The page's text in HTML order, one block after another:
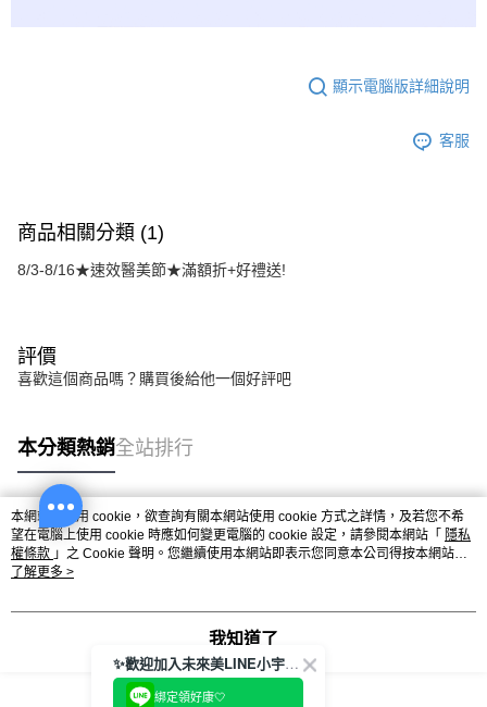
顯示電腦版詳細說明
客服
商品相關分類 (1)
8/3-8/16★速效醫美節★滿額折+好禮送!
評價
喜歡這個商品嗎？購買後給他一個好評吧
本分類熱銷全站排行
熱門標籤
本網站中使用 cookie，欲查詢有關本網站使用 cookie 方式之詳情，及若您不希
望在電腦上使用 cookie 時應如何變更電腦的 cookie 設定，請參閱本網站「 隱私
權條款 」之 Cookie 聲明。您繼續使用本網站即表示您同意本公司得按本網站使
用條款之 Cookie 聲明使用 cookie。
了解更多 >
我知道了
✨歡迎加入未來美LINE小宇宙💫
綁定領好康🤍